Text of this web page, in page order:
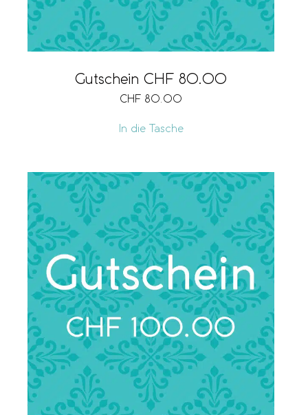
Gutschein CHF 80.00
CHF 80.00
In die Tasche